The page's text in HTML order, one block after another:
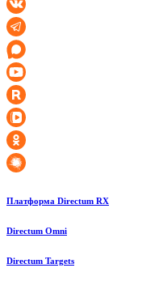
Платформа Directum RX
Directum Omni
Directum Targets